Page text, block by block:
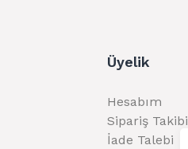
Üyelik
Hesabım
Sipariş Takibi
İade Talebi